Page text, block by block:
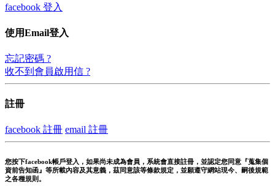
facebook 登入
使用Email登入
忘記密碼 ?
收不到會員啟用信 ?
註冊
facebook 註冊 email 註冊
您按下facebook帳戶登入，如果尚未成為會員，系統會直接註冊，並認定您同意『蒐集個
資前告知函』等所載內容及其意義，茲同意該等條款規定，並願遵守網站現今、嗣後規範
之各種規則。